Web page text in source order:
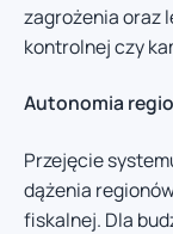
zagrożenia oraz
kontrolnej czy
Autonomia
Przejęcie
dążenia
fiskalnej. Dla